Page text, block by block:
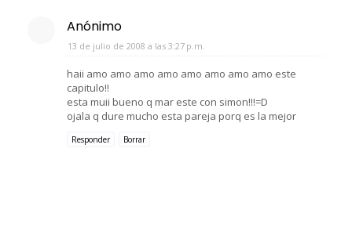
Anónimo
13 de julio de 2008 a las 3:27 p.m.
haii amo amo amo amo amo amo amo amo este
capitulo!!
esta muii bueno q mar este con simon!!!=D
ojala q dure mucho esta pareja porq es la mejor
Responder Borrar